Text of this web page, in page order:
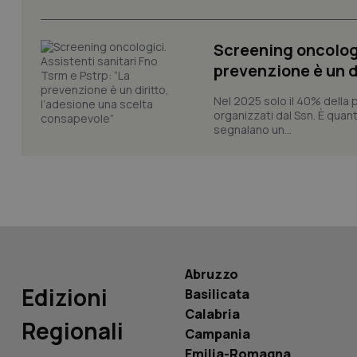
Screening
prevenzione è un
Nel 2025 solo il 40% della
organizzati dal Ssn. È
segnalano un...
Edizioni
Regionali
Abruzzo
Basilicata
Calabria
Campania
tracking-enable
tracking-sites-